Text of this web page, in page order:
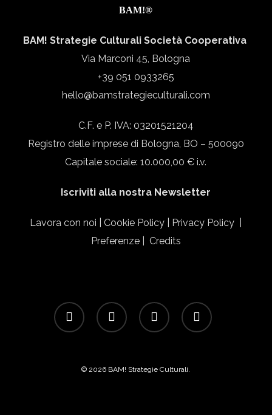
BAM!®
BAM! Strategie Culturali Società Cooperativa
Via Marconi 45, Bologna
+39 051 0933265
hello@bamstrategieculturali.com
C.F. e P. IVA: 03201521204
Registro delle imprese di Bologna, BO – 500090
Capitale sociale: 10.000,00 € i.v.
Iscriviti alla nostra Newsletter
Lavora con noi |Cookie Policy Privacy Policy
Preferenze
Credits
facebook linkedin instagram email
© 2026 BAM! Strategie Culturali.